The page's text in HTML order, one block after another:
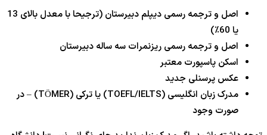
اصل و ترجمه رسمی دیپلم دبیرستان (ترجیحا با معدل بالای 13
یا 60٪)
اصل و ترجمه رسمی ریزنمرات سه ساله دبیرستان
اسکن پاسپورت معتبر
عکس پرسنلی جدید
مدرک زبان انگلیسی (TOEFL/IELTS) یا ترکی (TÖMER) – در
صورت وجود